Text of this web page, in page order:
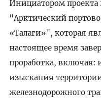
Инициатором
"Арктический
«Талаги»", которая
настоящее время
проработка, включая:
изыскания
железнодорожного